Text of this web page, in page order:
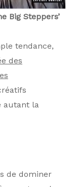
Big Steppers’
tendance,
des
autant la
de dominer